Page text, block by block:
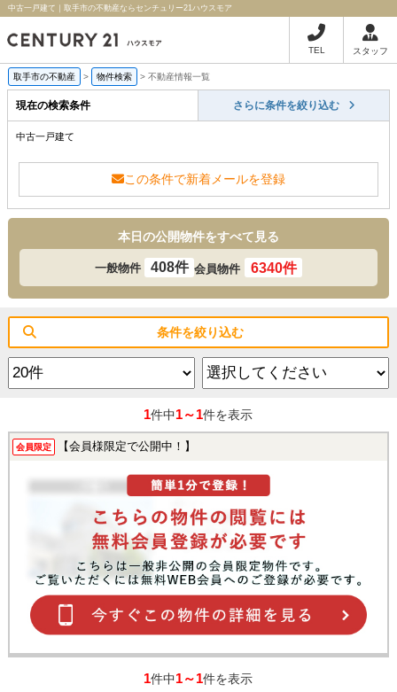
中古一戸建て｜取手市の不動産ならセンチュリー21ハウスモア
TEL スタッフ
取手市の不動産 > 物件検索 > 不動産情報一覧
現在の検索条件 さらに条件を絞り込む
中古一戸建て
この条件で新着メールを登録
本日の公開物件をすべて見る
一般物件 408件 会員物件 6340件
条件を絞り込む
1件中1～1件を表示
会員限定 【会員様限定で公開中！】
1件中1～1件を表示